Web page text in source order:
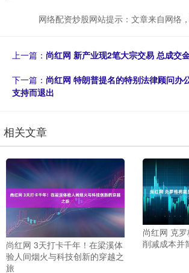
网络配资炒股网站提示：文章来自网络
上一篇： 尚红网 新产业现2笔大宗交易 总成交
下一篇： 尚红网 特朗普提名的特别法律顾问办
支持而退出
相关文章
尚红网 3天打卡千年！在梁溪体
验人间烟火与科技创新的穿越之
旅
尚红网 克
削减成本并